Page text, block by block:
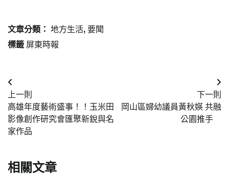
文章分類： 地方生活,要聞
標籤 屏東時報
文
章
導
覽
上一則
高雄年度藝術盛事！！玉米田
影像創作研究會匯聚新銳與名
家作品
下一則
岡山區婦幼議員黃秋媖 共融
公園推手
相關文章